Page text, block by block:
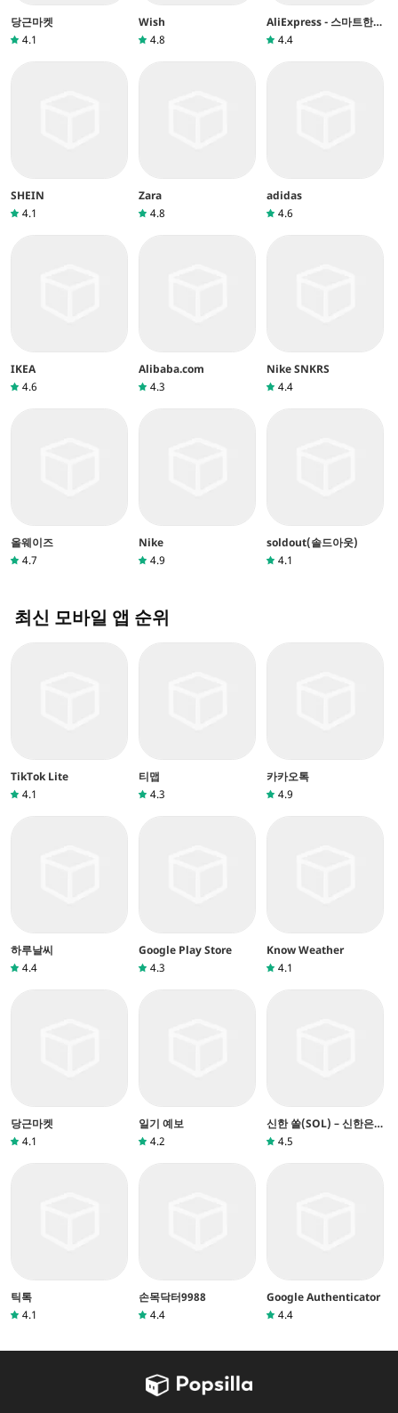
당근마켓
4.1
Wish
4.8
AliExpress - 스마트한쇼
핑, 더즐거운생활
4.4
SHEIN
4.1
Zara
4.8
adidas
4.6
IKEA
4.6
Alibaba.com
4.3
Nike SNKRS
4.4
올웨이즈
4.7
Nike
4.9
soldout(솔드아웃)
4.1
최신 모바일 앱 순위
TikTok Lite
4.1
티맵
4.3
카카오톡
4.9
하루날씨
4.4
Google Play Store
4.3
Know Weather
4.1
당근마켓
4.1
일기 예보
4.2
신한 쏠(SOL) – 신한은
행 스마트폰뱅킹
4.5
틱톡
4.1
손목닥터9988
4.4
Google Authenticator
4.4